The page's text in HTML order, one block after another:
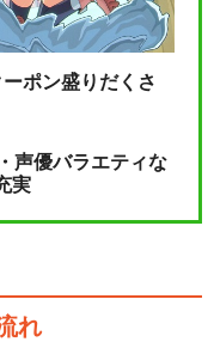
ポン盛りだくさ
声優バラエティな
実
れ